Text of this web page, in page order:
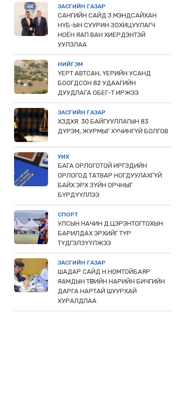
ЗАСГИЙН ГАЗАР
САНГИЙН САЙД З.МЭНДСАЙХАН
НҮБ-ЫН СУУРИН ЗОХИЦУУЛАГЧ
НОЁН ЯАП ВАН ХИЕРДЭНТЭЙ
УУЛЗЛАА
НИЙГЭМ
ҮЕРТ АВТСАН, ҮЕРИЙН УСАНД
БООГДСОН 82 УДААГИЙН
ДУУДЛАГА ОБЕГ-Т ИРЖЭЭ
ЗАСГИЙН ГАЗАР
ХЗДХЯ: 30 БАЙГУУЛЛАГЫН 83
ДҮРЭМ, ЖУРМЫГ ХҮЧИНГҮЙ БОЛГОВ
УИХ
БАГА ОРЛОГОТОЙ ИРГЭДИЙН
ОРЛОГОД ТАТВАР НОГДУУЛАХГҮЙ
БАЙХ ЭРХ ЗҮЙН ОРЧНЫГ
БҮРДҮҮЛЛЭЭ
СПОРТ
УЛСЫН НАЧИН Д.ЦЭРЭНТОГТОХЫН
БАРИЛДАХ ЭРХИЙГ ТҮР
ТҮДГЭЛЗҮҮЛЖЭЭ
ЗАСГИЙН ГАЗАР
ШАДАР САЙД Н.НОМТОЙБАЯР
ЯАМДЫН ТӨРИЙН НАРИЙН БИЧГИЙН
ДАРГА НАРТАЙ ШУУРХАЙ
ХУРАЛДЛАА